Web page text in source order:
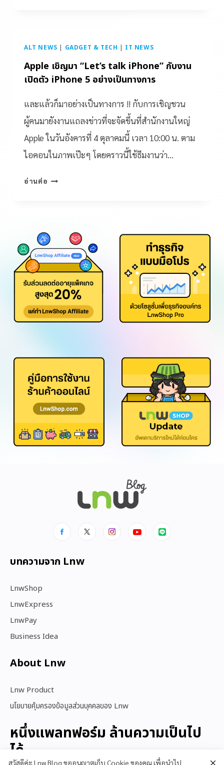
ALT NEWS | GADGET & TECH | IT NEWS
Apple เชิญมา “Let’s talk iPhone” กับงาน
เปิดตัว iPhone 5 อย่างเป็นทางการ
และแล้วก็มาอย่างเป็นทางการ !! กับการเชิญชวน
ผู้คนมายังงานแถลงข่าวที่จะจัดขึ้นที่สำนักงานใหญ่
Apple ในวันอังคารที่ 4 ตุลาคมนี้ เวลา 10:00 น. ตาม
ไอคอนในภาพเป๊ะๆ โดยคราวนี้ใช้ธีมงานว่า…
อ่านต่อ
บทความจาก Lnw
LnwShop
LnwExpress
LnwPay
Business Idea
About Lnw​
Lnw Product
นโยบายคุ้มครองข้อมูลส่วนบุคคลของ Lnw
หนึ่งแพลทฟอร์ม ล้านความเป็นไป
ได้
สวัสดีค่ะ Lnw Blog ขออนุญาตเก็บ Cookie ของคุณ เพื่อนำไป